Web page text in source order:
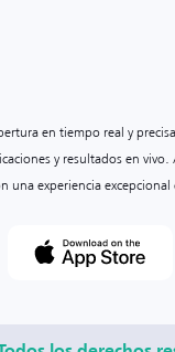
en tiempo real y
y resultados en
una experiencia